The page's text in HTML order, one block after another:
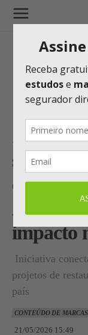
Zurich
com
impacto
Iniciativa
projetos de
país
CONTEÚDO DE MARCAS
21/05/2026 15:49